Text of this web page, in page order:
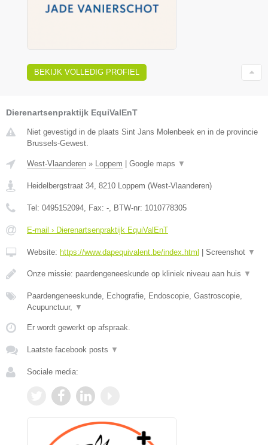
BEKIJK VOLLEDIG PROFIEL
Dierenartsenpraktijk EquiValEnT
Niet gevestigd in de plaats Sint Jans Molenbeek en in de provincie
Brussels-Gewest.
West-Vlaanderen » Loppem Google maps ▼
Heidelbergstraat 34, 8210 Loppem (West-Vlaanderen)
Tel: 0495152094, Fax: -, BTW-nr: 1010778305
E-mail › Dierenartsenpraktijk EquiValEnT
Website: https://www.dapequivalent.be/index.html Screenshot ▼
Onze missie: paardengeneeskunde op kliniek niveau aan huis ▼
Paardengeneeskunde, Echografie, Endoscopie, Gastroscopie,
Acupunctuur, ▼
Er wordt gewerkt op afspraak.
Laatste facebook posts ▼
Sociale media: